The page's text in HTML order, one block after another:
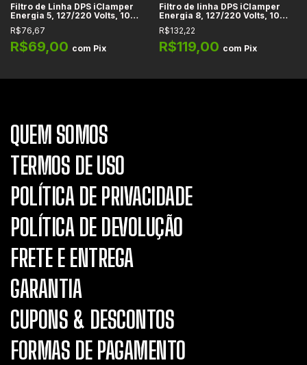
Filtro de Linha DPS iClamper
Energia 5, 127/220 Volts, 10
Amperes, 5 Tomadas de 3 Pinos
R$76,67
R$69,00 com Pix
Filtro de linha DPS iClamper
Energia 8, 127/220 Volts, 10
Amperes, 8 Tomadas de 3
Pinos
R$132,22
R$119,00 com Pix
QUEM SOMOS
TERMOS DE USO
POLÍTICA DE PRIVACIDADE
POLÍTICA DE DEVOLUÇÃO
FRETE E ENTREGA
GARANTIA
CUPONS & DESCONTOS
FORMAS DE PAGAMENTO